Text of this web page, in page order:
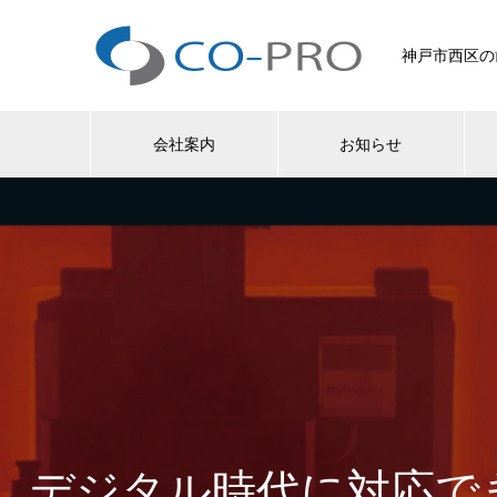
神戸市西区
会社案内 お知らせ